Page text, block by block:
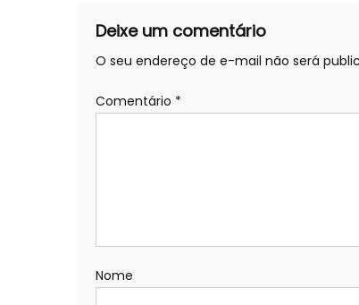
Deixe um comentário
O seu endereço de e-mail não será
Comentário *
Nome